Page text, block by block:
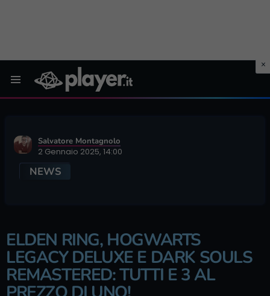
Salvatore Montagnolo
2 Gennaio 2025, 14:00
NEWS
ELDEN RING, HOGWARTS
LEGACY DELUXE E DARK SOULS
REMASTERED: TUTTI E 3 AL